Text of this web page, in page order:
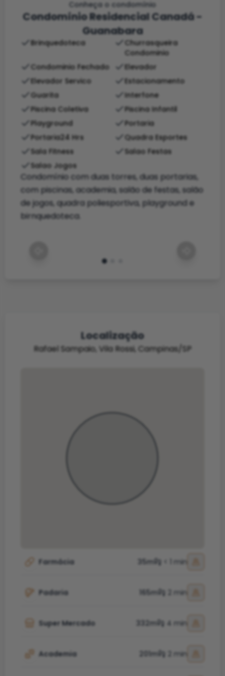
Conheça o condomínio
Condomínio Residencial Canadá -
Guanabara
Brinquedoteca
Churrasqueira
Condominio
Condominio Fechado
Elevador
Elevador Servico
Estacionamento
Guarita
Interfone
Piscina Coletiva
Piscina Infantil
Playground
Portaria
Portaria24 Hrs
Quadra Esportes
Sala Fitness
Salao Festas
Salao Jogos
Condomínio com duas torres, duas portarias,
com piscinas, academia, salão de festas, salão
de jogos, quadra poliesportiva, playground e
birnquedoteca.
Localização
Rafael Sampaio, Vila Rossi, Campinas/SP
Farmácia 35m < 1 min
Padaria 165m 2 min
Super Mercado 332m 4 min
Academia 201m 2 min